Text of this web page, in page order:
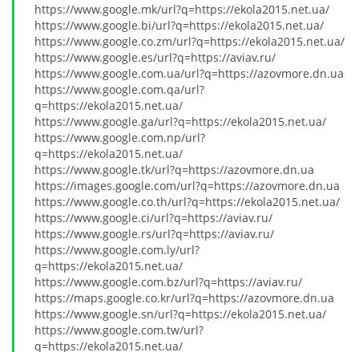
https://www.google.mk/url?q=https://ekola2015.net.ua/
https://www.google.bi/url?q=https://ekola2015.net.ua/
https://www.google.co.zm/url?q=https://ekola2015.net.ua/
https://www.google.es/url?q=https://aviav.ru/
https://www.google.com.ua/url?q=https://azovmore.dn.ua
https://www.google.com.qa/url?
q=https://ekola2015.net.ua/
https://www.google.ga/url?q=https://ekola2015.net.ua/
https://www.google.com.np/url?
q=https://ekola2015.net.ua/
https://www.google.tk/url?q=https://azovmore.dn.ua
https://images.google.com/url?q=https://azovmore.dn.ua
https://www.google.co.th/url?q=https://ekola2015.net.ua/
https://www.google.ci/url?q=https://aviav.ru/
https://www.google.rs/url?q=https://aviav.ru/
https://www.google.com.ly/url?
q=https://ekola2015.net.ua/
https://www.google.com.bz/url?q=https://aviav.ru/
https://maps.google.co.kr/url?q=https://azovmore.dn.ua
https://www.google.sn/url?q=https://ekola2015.net.ua/
https://www.google.com.tw/url?
q=https://ekola2015.net.ua/